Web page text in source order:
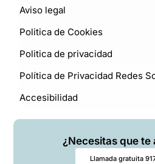
Aviso legal
Politica de Cookies
Politica de privacidad
Política de Privacidad Redes
Accesibilidad
¿Necesitas que te
Llamada gratuita